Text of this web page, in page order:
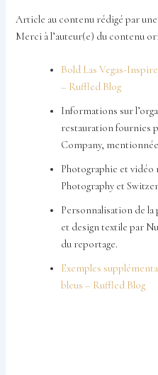
Article au contenu rédigé par
Merci à l’auteur(e) du contenu
Bold Las Vegas-
– Ruffled Blog
Informations sur
restauration fournies
Company,
Photographie et vidéo
Photography et
Personnalisation de
et design textile par
du reportage.
Exemples
bleus – Ruffled Blog